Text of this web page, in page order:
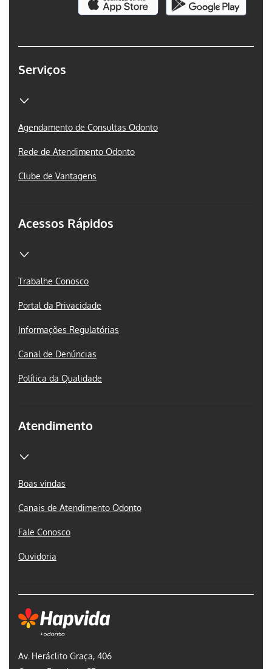
Av. Heráclito Graça, 406
Serviços
Agendamento de Consultas Odonto
Rede de Atendimento Odonto
Clube de Vantagens
Acessos Rápidos
Trabalhe Conosco
Portal da Privacidade
Informações Regulatórias
Canal de Denúncias
Política da Qualidade
Atendimento
Boas vindas
Canais de Atendimento Odonto
Fale Conosco
Ouvidoria